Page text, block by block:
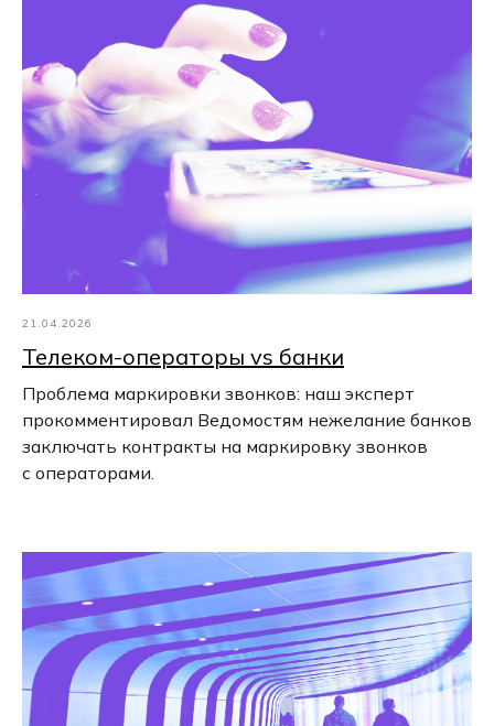
21.04.2026
Телеком-операторы vs банки
Проблема маркировки звонков: наш эксперт
прокомментировал Ведомостям нежелание банков
заключать контракты на маркировку звонков
с операторами.